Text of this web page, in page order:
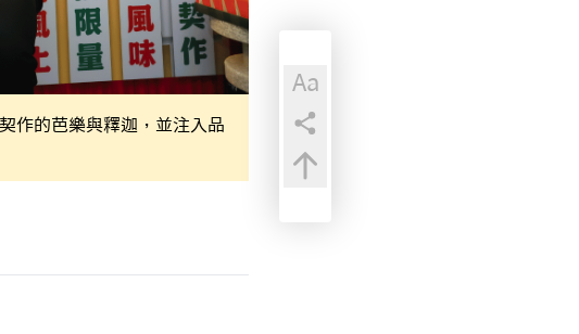
作的芭樂與釋迦，並注入品
Aa